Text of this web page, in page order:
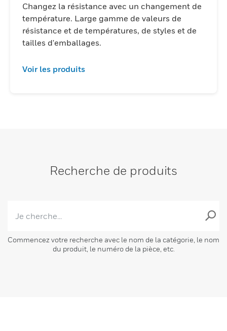
Changez la résistance avec un changement de
température. Large gamme de valeurs de
résistance et de températures, de styles et de
tailles d'emballages.
Voir les produits
Recherche de produits
Commencez votre recherche avec le nom de la catégorie, le nom
du produit, le numéro de la pièce, etc.